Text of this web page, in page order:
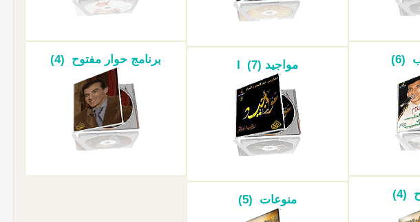
(6)
(4)
مواجيد I (7)
منوعات (5)
برنامج حوار مفتوح (4)